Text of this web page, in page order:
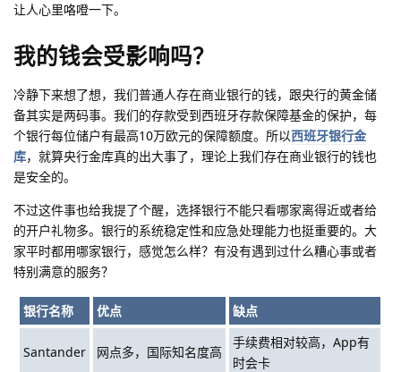
让人心里咯噔一下。
我的钱会受影响吗？
冷静下来想了想，我们普通人存在商业银行的钱，跟央行的黄金储
备其实是两码事。我们的存款受到西班牙存款保障基金的保护，每
个银行每位储户有最高10万欧元的保障额度。所以西班牙银行金
库，就算央行金库真的出大事了，理论上我们存在商业银行的钱也
是安全的。
不过这件事也给我提了个醒，选择银行不能只看哪家离得近或者给
的开户礼物多。银行的系统稳定性和应急处理能力也挺重要的。大
家平时都用哪家银行，感觉怎么样？有没有遇到过什么糟心事或者
特别满意的服务？
银行名称 优点 缺点
Santander 网点多，国际知名度高
手续费相对较高，App有
时会卡